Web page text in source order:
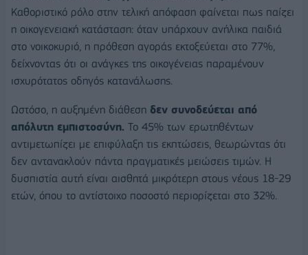
Καθοριστικό ρόλο στην τελική απόφαση φαίνεται πως παίζει
η οικογενειακή κατάσταση: όταν υπάρχουν ανήλικα παιδιά
στο νοικοκυριό, η πρόθεση αγοράς εκτοξεύεται στο 77%,
δείχνοντας ότι οι ανάγκες της οικογένειας παραμένουν
ισχυρότατος οδηγός κατανάλωσης.
Ωστόσο, η αυξημένη διάθεση δεν συνοδεύεται από
απόλυτη εμπιστοσύνη. Το 45% των ερωτηθέντων
αντιμετωπίζει με επιφύλαξη τις εκπτώσεις, θεωρώντας ότι
δεν αντανακλούν πάντα πραγματικές μειώσεις τιμών. Η
δυσπιστία αυτή είναι αισθητά μικρότερη στους νέους 18-29
ετών, όπου το αντίστοιχο ποσοστό περιορίζεται στο 32%.